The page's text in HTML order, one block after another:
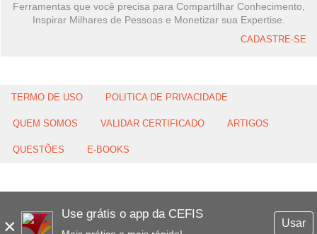
×
Use grátis o app da CEFIS
Usar
Ferramentas que você precisa para Compartilhar Conhecimento,
Inspirar Milhares de Pessoas e Monetizar sua Expertise.
CADASTRE-SE
TERMO DE USO POLITICA DE PRIVACIDADE
QUEM SOMOS VALIDAR CERTIFICADO ARTIGOS
QUESTÕES E-BOOKS